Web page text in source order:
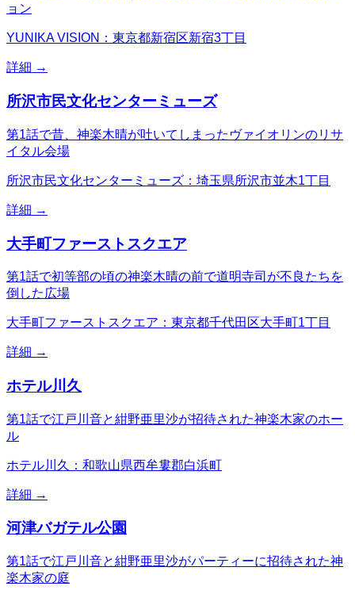
ョン
YUNIKA VISION：東京都新宿区新宿3丁目
詳細 →
所沢市民文化センターミューズ
第1話で昔、神楽木晴が吐いてしまったヴァイオリンのリサ
イタル会場
所沢市民文化センターミューズ：埼玉県所沢市並木1丁目
詳細 →
大手町ファーストスクエア
第1話で初等部の頃の神楽木晴の前で道明寺司が不良たちを
倒した広場
大手町ファーストスクエア：東京都千代田区大手町1丁目
詳細 →
ホテル川久
第1話で江戸川音と紺野亜里沙が招待された神楽木家のホー
ル
ホテル川久：和歌山県西牟婁郡白浜町
詳細 →
河津バガテル公園
第1話で江戸川音と紺野亜里沙がパーティーに招待された神
楽木家の庭